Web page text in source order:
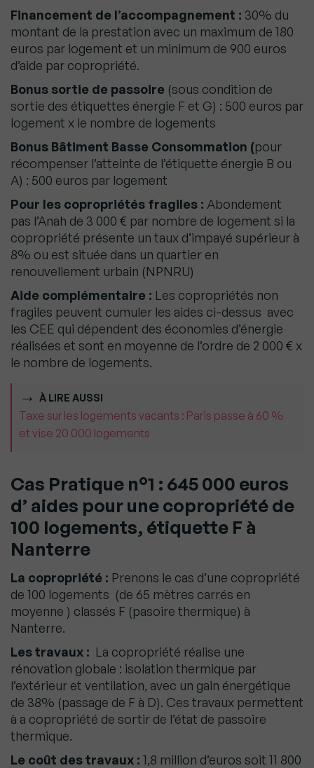
Financement de l’accompagnement : 30% du
montant de la prestation avec un maximum de 180
euros par logement et un minimum de 900 euros
d’aide par copropriété.
Bonus sortie de passoire (sous condition de
sortie des étiquettes énergie F et G) : 500 euros par
logement x le nombre de logements
Bonus Bâtiment Basse Consommation (pour
récompenser l’atteinte de l’étiquette énergie B ou
A) : 500 euros par logement
Pour les copropriétés fragiles : Abondement
pas l’Anah de 3 000 € par nombre de logement si la
copropriété présente un taux d’impayé supérieur à
8% ou est située dans un quartier en
renouvellement urbain (NPNRU)
Aide complémentaire : Les copropriétés non
fragiles peuvent cumuler les aides ci-dessus avec
les CEE qui dépendent des économies d’énergie
réalisées et sont en moyenne de l’ordre de 2 000 € x
le nombre de logements.
À LIRE AUSSI
Taxe sur les logements vacants : Paris passe à 60 %
et vise 20 000 logements
Cas Pratique n°1 : 645 000 euros
d’ aides pour une copropriété de
100 logements, étiquette F à
Nanterre
La copropriété : Prenons le cas d’une copropriété
de 100 logements (de 65 mètres carrés en
moyenne ) classés F (pasoire thermique) à
Nanterre.
Les travaux : La copropriété réalise une
rénovation globale : isolation thermique par
l’extérieur et ventilation, avec un gain énergétique
de 38% (passage de F à D). Ces travaux permettent
à a copropriété de sortir de l’état de passoire
thermique.
Le coût des travaux : 1,8 million d’euros soit 11 800